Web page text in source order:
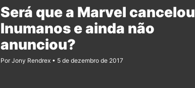
Será que a Marvel cancelou
Inumanos e ainda não
anunciou?
Por Jony Rendrex 5 de dezembro de 2017